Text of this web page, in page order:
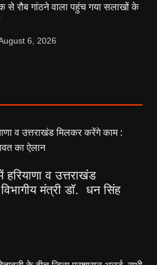
से रौब गांठने वाला पहुंच गया सलाखों के
6, 2026
व उत्तराखंड
मंत्री डॉ. धन सिंह